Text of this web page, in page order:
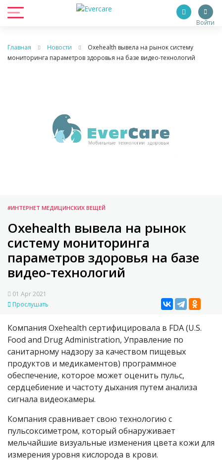
Войти
Главная Новости
Oxehealth вывела на рынок систему
мониторинга параметров здоровья на базе видео-технологий
#ИНТЕРНЕТ МЕДИЦИНСКИХ ВЕЩЕЙ
Oxehealth вывела на рынок
систему мониторинга
параметров здоровья на базе
видео-технологий
01 Apr 2021
Прослушать
Компания Oxehealth сертифицировала в FDA (U.S.
Food and Drug Administration, Управление по
санитарному надзору за качеством пищевых
продуктов и медикаментов) программное
обеспечение, которое может оценить пульс,
сердцебиение и частоту дыхания путем анализа
сигнала видеокамеры.
Компания сравнивает свою технологию с
пульсоксиметром, который обнаруживает
мельчайшие визуальные изменения цвета кожи для
измерения уровня кислорода в крови.